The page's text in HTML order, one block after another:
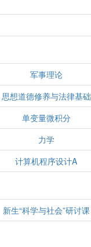
军事理论
思想道德修养与法律基础
单变量微积分
力学
计算机程序设计A
新生“科学与社会”研讨课